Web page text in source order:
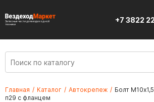
Запасные части для вездеходной
техники
+7 3822
Главная / Каталог / Автокрепеж / Болт
п29 с фланцем